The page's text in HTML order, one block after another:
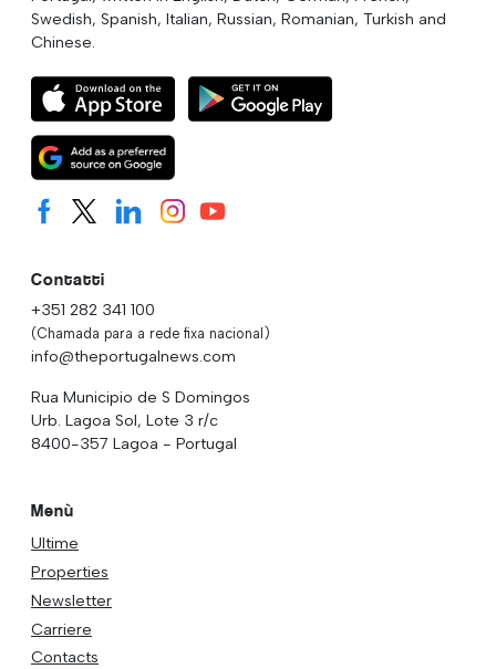
Swedish, Spanish, Italian, Russian, Romanian, Turkish and
Chinese.
Contatti
+351 282 341 100
(Chamada para a rede fixa nacional)
info@theportugalnews.com
Rua Municipio de S Domingos
Urb. Lagoa Sol, Lote 3 r/c
8400-357 Lagoa - Portugal
Menù
Ultime
Properties
Newsletter
Carriere
Contacts